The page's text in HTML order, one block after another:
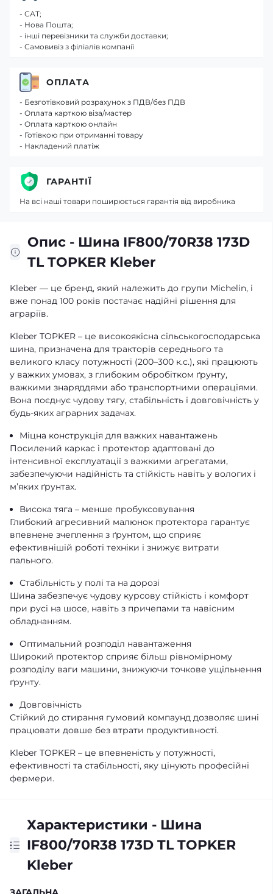
Опис - Шина IF800/70R38 173D
TL TOPKER Kleber
Kleber — це бренд, який належить до групи Michelin, і
вже понад 100 років постачає надійні рішення для
аграріїв.
Kleber TOPKER – це високоякісна сільськогосподарська
шина, призначена для тракторів середнього та
великого класу потужності (200–300 к.с.), які працюють
у важких умовах, з глибоким обробітком ґрунту,
важкими знаряддями або транспортними операціями.
Вона поєднує чудову тягу, стабільність і довговічність у
будь-яких аграрних задачах.
Міцна конструкція для важких навантажень
Посилений каркас і протектор адаптовані до
інтенсивної експлуатації з важкими агрегатами,
забезпечуючи надійність та стійкість навіть у вологих і
м’яких ґрунтах.
Висока тяга – менше пробуксовування
Глибокий агресивний малюнок протектора гарантує
впевнене зчеплення з ґрунтом, що сприяє
ефективнішій роботі техніки і знижує витрати
пального.
Стабільність у полі та на дорозі
Шина забезпечує чудову курсову стійкість і комфорт
при русі на шосе, навіть з причепами та навісним
обладнанням.
Оптимальний розподіл навантаження
Широкий протектор сприяє більш рівномірному
розподілу ваги машини, знижуючи точкове ущільнення
ґрунту.
Довговічність
Стійкий до стирання гумовий компаунд дозволяє шині
працювати довше без втрати продуктивності.
Kleber TOPKER – це впевненість у потужності,
ефективності та стабільності, яку цінують професійні
фермери.
Характеристики - Шина
IF800/70R38 173D TL TOPKER
Kleber
- САТ;
- Нова Пошта;
- інші перевізники та служби доставки;
- Самовивіз з філіалів компанії
ОПЛАТА
- Безготівковий розрахунок з ПДВ/без ПДВ
- Оплата карткою віза/мастер
- Оплата карткою онлайн
- Готівкою при отриманні товару
- Накладений платіж
ГАРАНТІЇ
На всі наші товари поширюється гарантія від виробника